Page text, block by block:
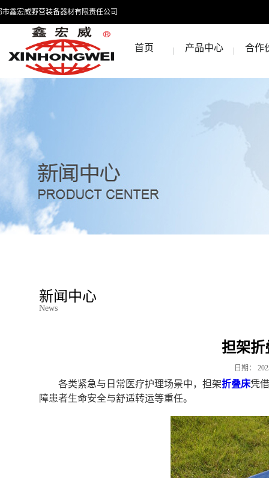
市鑫宏威野营装备器材有限责任公司
首页 产品中心 合作
新闻中心
News
担架折
日期：
各类紧急与日常医疗护理场景中，担架折叠床凭
障患者生命安全与舒适转运等重任。